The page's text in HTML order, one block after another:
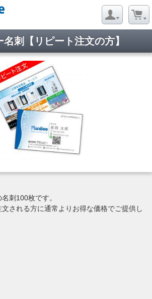
刺【リピート注文の方】
刺100枚です。
される方に通常よりお得な価格でご提供し